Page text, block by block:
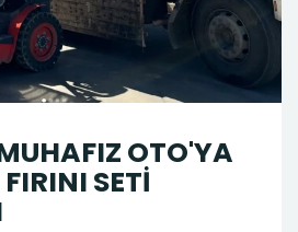
OTO'YA
SETİ